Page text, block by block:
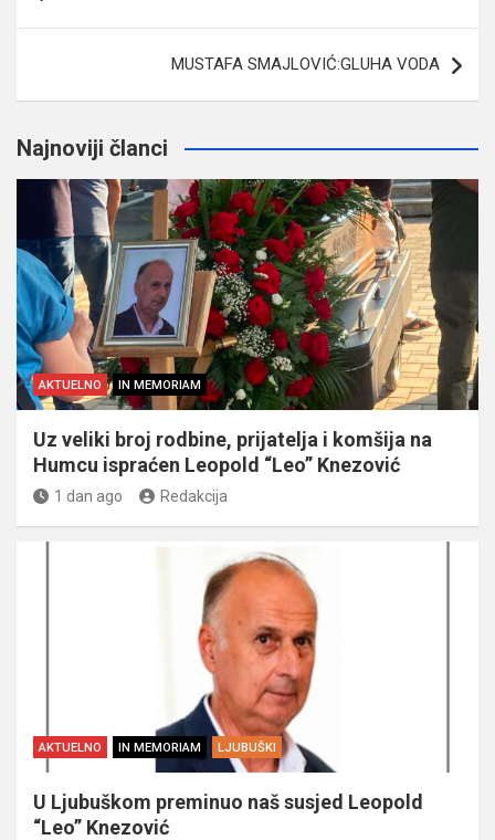
članaka
MUSTAFA SMAJLOVIĆ:GLUHA VODA
Najnoviji članci
AKTUELNO IN MEMORIAM
Uz veliki broj rodbine, prijatelja i komšija na
Humcu ispraćen Leopold “Leo” Knezović
1 dan ago Redakcija
AKTUELNO IN MEMORIAM LJUBUŠKI
U Ljubuškom preminuo naš susjed Leopold
“Leo” Knezović